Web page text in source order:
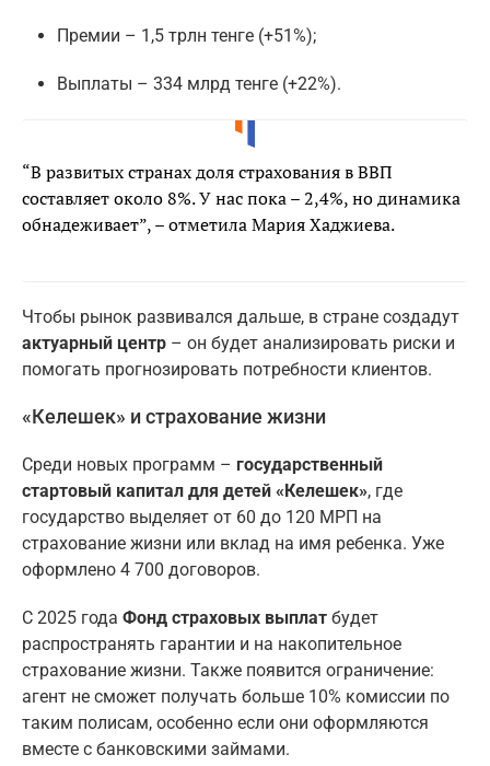
Премии – 1,5 трлн тенге (+51%);
Выплаты – 334 млрд тенге (+22%).
“В развитых странах доля страхования в ВВП
составляет около 8%. У нас пока – 2,4%, но динамика
обнадеживает”, – отметила Мария Хаджиева.
Чтобы рынок развивался дальше, в стране создадут
актуарный центр – он будет анализировать риски и
помогать прогнозировать потребности клиентов.
«Келешек» и страхование жизни
Среди новых программ – государственный
стартовый капитал для детей «Келешек», где
государство выделяет от 60 до 120 МРП на
страхование жизни или вклад на имя ребенка. Уже
оформлено 4 700 договоров.
С 2025 года Фонд страховых выплат будет
распространять гарантии и на накопительное
страхование жизни. Также появится ограничение:
агент не сможет получать больше 10% комиссии по
таким полисам, особенно если они оформляются
вместе с банковскими займами.